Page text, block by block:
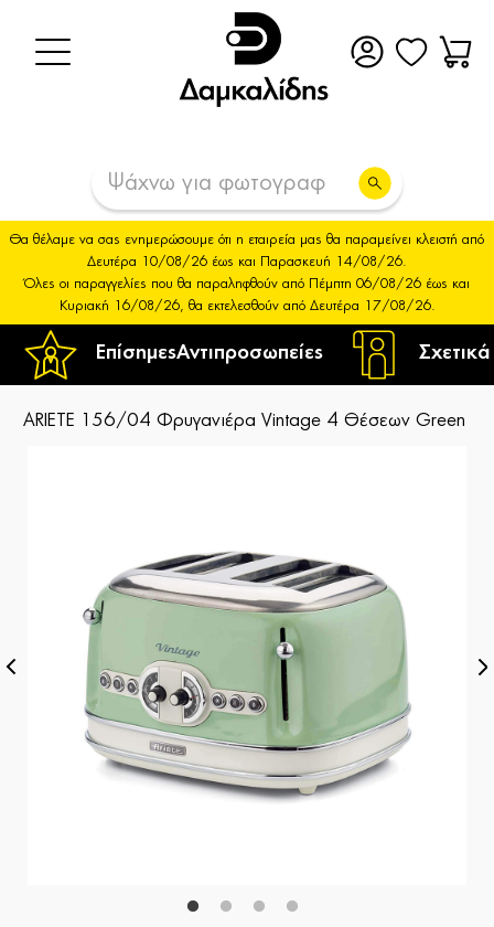
ΕπίσημεςΑντιπροσωπείες
Θα θέλαμε να σας ενημερώσουμε ότι η εταιρεία μας θα παραμείνει κλειστή από
Δευτέρα 10/08/26 έως και Παρασκευή 14/08/26.
Όλες οι παραγγελίες που θα παραληφθούν από Πέμπτη 06/08/26 έως και
Κυριακή 16/08/26, θα εκτελεσθούν από Δευτέρα 17/08/26.
ARIETE 156/04 Φρυγανιέρα Vintage 4 Θέσεων Green